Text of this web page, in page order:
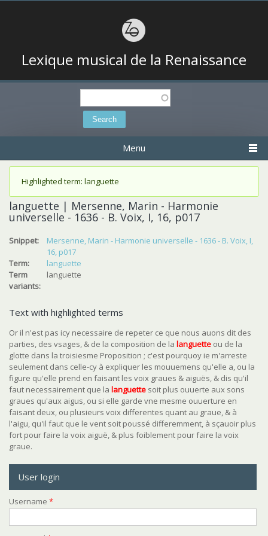
Lexique musical de la Renaissance
Search
Menu
Status message
Highlighted term: languette
languette | Mersenne, Marin - Harmonie
universelle - 1636 - B. Voix, I, 16, p017
Snippet:
Mersenne, Marin - Harmonie universelle - 1636 - B. Voix, I,
16, p017
Term:
languette
Term
variants:
languette
Text with highlighted terms
Or il n'est pas icy necessaire de repeter ce que nous auons dit des
parties, des vsages, & de la composition de la languette ou de la
glotte dans la troisiesme Proposition ; c'est pourquoy ie m'arreste
seulement dans celle-cy à expliquer les mouuemens qu'elle a, ou la
figure qu'elle prend en faisant les voix graues & aiguës, & dis qu'il
faut necessairement que la languette soit plus ouuerte aux sons
graues qu'aux aigus, ou si elle garde vne mesme ouuerture en
faisant deux, ou plusieurs voix differentes quant au graue, & à
l'aigu, qu'il faut que le vent soit poussé differemment, à sçauoir plus
fort pour faire la voix aiguë, & plus foiblement pour faire la voix
graue.
User login
Username *